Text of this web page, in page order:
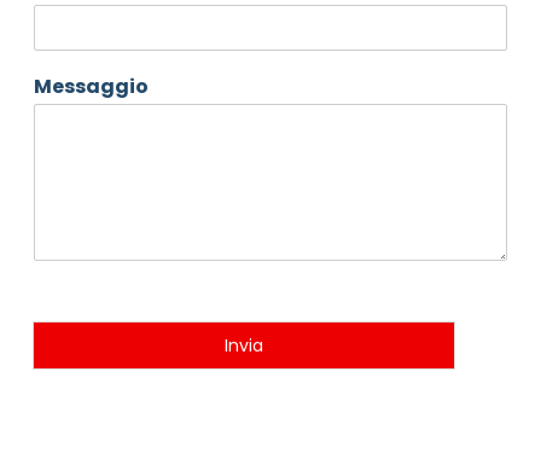
Messaggio
Invia